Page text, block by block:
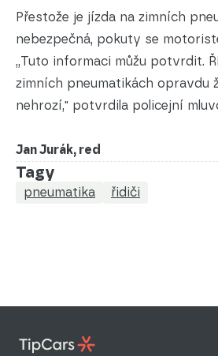
Přestože je jízda na zimních
nebezpečná, pokuty se
„Tuto informaci můžu potvrdit.
zimních pneumatikách opravdu
nehrozí," potvrdila policejní
Jan Jurák, red
Tagy
pneumatika řidiči